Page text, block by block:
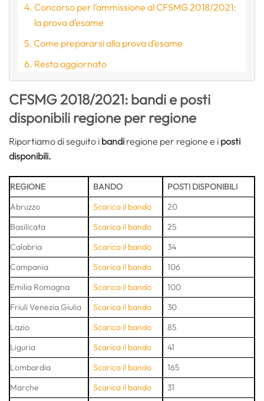
Concorso per l’ammissione al CFSMG 2018/2021:
la prova d’esame
Come prepararsi alla prova d’esame
Resta aggiornato
CFSMG 2018/2021: bandi e posti
disponibili regione per regione
Riportiamo di seguito i bandi regione per regione e i posti
disponibili.
REGIONE BANDO
POSTI DISPONIBILI
Abruzzo
Scarica il bando
20
Basilicata
Scarica il bando
25
Calabria
Scarica il bando
34
Campania
Scarica il bando
106
Emilia Romagna
Scarica il bando
100
Friuli Venezia Giulia
Scarica il bando
30
Lazio
Scarica il bando
85
Liguria
Scarica il bando
41
Lombardia
Scarica il bando
165
Marche
Scarica il bando
31